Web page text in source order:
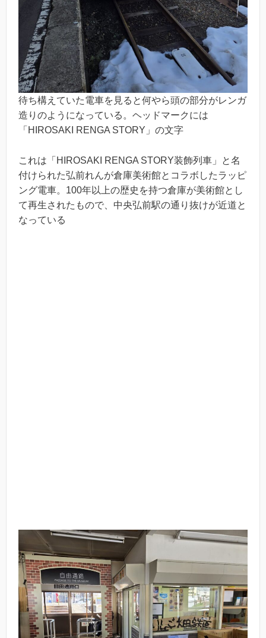
待ち構えていた電車を見ると何やら頭の部分がレンガ
造りのようになっている。ヘッドマークには
「HIROSAKI RENGA STORY」の文字
これは「HIROSAKI RENGA STORY装飾列車」と名
付けられた弘前れんが倉庫美術館とコラボしたラッピ
ング電車。100年以上の歴史を持つ倉庫が美術館とし
て再生されたもので、中央弘前駅の通り抜けが近道と
なっている